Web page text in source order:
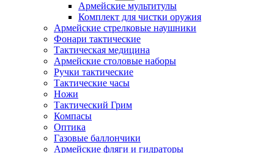
Армейские мультитулы
Комплект для чистки оружия
Армейские стрелковые наушники
Фонари тактические
Тактическая медицина
Армейские столовые наборы
Ручки тактические
Тактические часы
Ножи
Тактический Грим
Компасы
Оптика
Газовые баллончики
Армейские фляги и гидраторы